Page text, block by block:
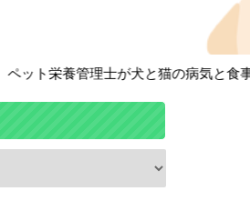
ト栄養管理士が犬と猫の病気と食事に